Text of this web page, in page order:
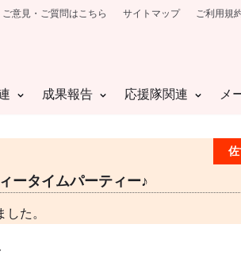
ご意見・ご質問はこちら サイトマップ ご利用規
成果報告 応援隊関連 メ
ータイムパーティー♪
た。